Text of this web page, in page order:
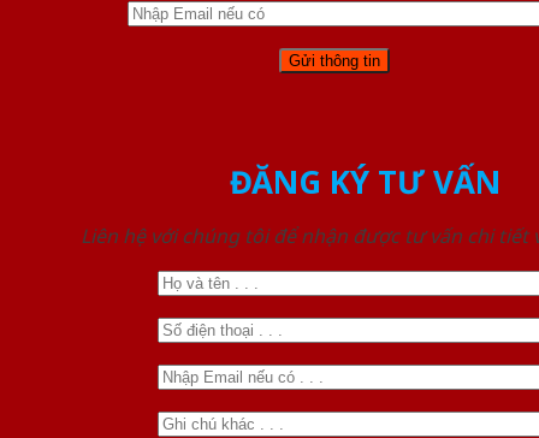
ĐĂNG KÝ TƯ VẤN
Liên hệ với chúng tôi để nhận được tư vấn chi tiết